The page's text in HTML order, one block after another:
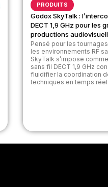
PRODUITS
Godox SkyTalk :
DECT 1,9 GHz pour les
productions
Pensé pour les
les environnements RF
SkyTalk s’impose
sans fil DECT 1,9 GHz
fluidifier la coordination
techniques en temps